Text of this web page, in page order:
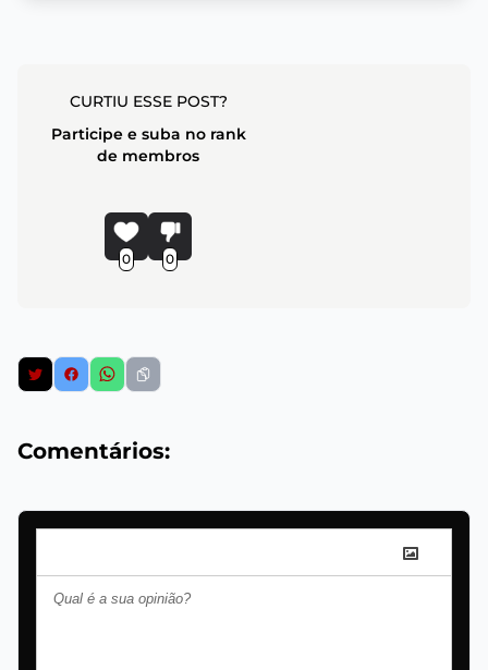
CURTIU ESSE POST?
Participe e suba no rank
de membros
0 0
Comentários: